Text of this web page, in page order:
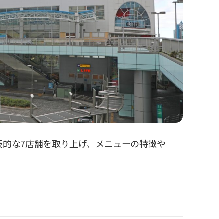
な7店舗を取り上げ、メニューの特徴や